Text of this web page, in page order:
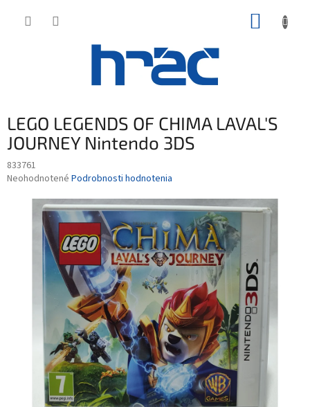
LEGO LEGENDS OF CHIMA LAVAL'S
JOURNEY Nintendo 3DS
833761
Priemerné
produktu
Neohodnotené Podrobnosti hodnotenia